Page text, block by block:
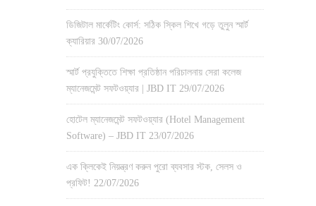
ডিজিটাল মার্কেটিং কোর্স: সঠিক স্কিল শিখে গড়ে তুলুন স্মার্ট
ক্যারিয়ার 30/07/2026
স্মার্ট প্রযুক্তিতে শিক্ষা প্রতিষ্ঠান পরিচালনায় সেরা কলেজ
ম্যানেজমেন্ট সফটওয়্যার | JBD IT 29/07/2026
হোটেল ম্যানেজমেন্ট সফটওয়্যার (Hotel Management
Software) – JBD IT 23/07/2026
এক ক্লিকেই নিয়ন্ত্রণ করুন পুরো ব্যবসার স্টক, সেলস ও
প্রফিট! 22/07/2026